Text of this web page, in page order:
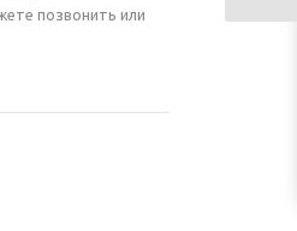
позвонить или